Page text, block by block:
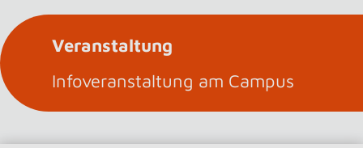
Veranstaltung
Infoveranstaltung am Campus